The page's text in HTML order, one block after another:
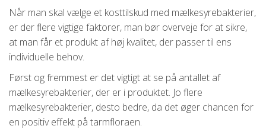
Når man skal vælge et kosttilskud med mælkesyrebakterier,
er der flere vigtige faktorer, man bør overveje for at sikre,
at man får et produkt af høj kvalitet, der passer til ens
individuelle behov.
Først og fremmest er det vigtigt at se på antallet af
mælkesyrebakterier, der er i produktet. Jo flere
mælkesyrebakterier, desto bedre, da det øger chancen for
en positiv effekt på tarmfloraen.